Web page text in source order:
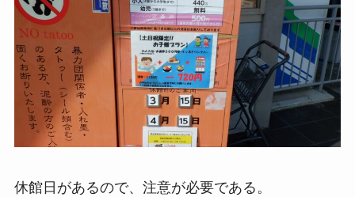
休館日があるので、注意が必要である。